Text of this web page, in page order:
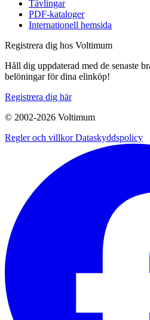
Tävlingar
PDF-kataloger
Internationell hemsida
Registrera dig hos Voltimum
Håll dig uppdaterad med de senaste
belöningar för dina elinköp!
Registrera dig här
© 2002-2026 Voltimum
Regler och villkorDataskyddspolicy